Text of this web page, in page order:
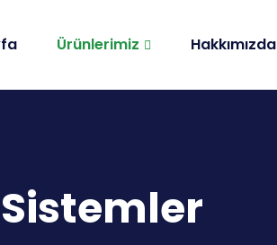
Ürünlerimiz Hakkımızda